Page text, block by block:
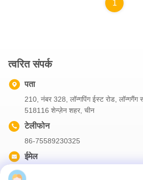
1
त्वरित संपर्क
पता
210, नंबर 328, लॉन्गपिंग ईस्ट रोड, लॉन्गगैंग
518116 शेन्ज़ेन शहर, चीन
टेलीफोन
86-75589230325
ईमेल